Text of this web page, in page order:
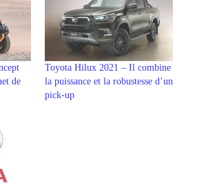
de
Toyota Hilux 2021 – Il combine
la puissance et la robustesse d’un
pick-up